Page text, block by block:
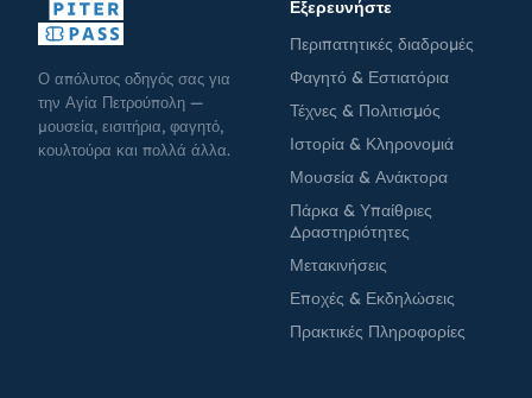
Ο απόλυτος οδηγός σας για
την Αγία Πετρούπολη —
μουσεία, εισιτήρια, φαγητό,
κουλτούρα και πολλά άλλα.
Εξερευνήστε
Περιπατητικές διαδρομές
Φαγητό & Εστιατόρια
Τέχνες & Πολιτισμός
Ιστορία & Κληρονομιά
Μουσεία & Ανάκτορα
Πάρκα & Υπαίθριες
Δραστηριότητες
Μετακινήσεις
Εποχές & Εκδηλώσεις
Πρακτικές Πληροφορίες